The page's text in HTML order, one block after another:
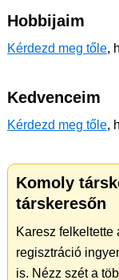
Hobbijaim
Kérdezd meg tőle,
Kedvenceim
Kérdezd meg tőle,
Komoly
társkeresőn
Karesz felkeltette
regisztráció
is. Nézz szét a